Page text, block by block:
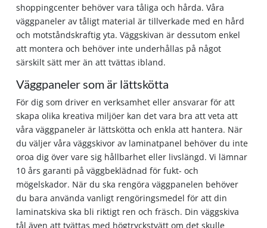
shoppingcenter behöver vara tåliga och hårda. Våra
väggpaneler av tåligt material är tillverkade med en hård
och motståndskraftig yta. Väggskivan är dessutom enkel
att montera och behöver inte underhållas på något
särskilt sätt mer än att tvättas ibland.
Väggpaneler som är lättskötta
För dig som driver en verksamhet eller ansvarar för att
skapa olika kreativa miljöer kan det vara bra att veta att
våra väggpaneler är lättskötta och enkla att hantera. När
du väljer våra väggskivor av laminatpanel behöver du inte
oroa dig över vare sig hållbarhet eller livslängd. Vi lämnar
10 års garanti på väggbeklädnad för fukt- och
mögelskador. När du ska rengöra väggpanelen behöver
du bara använda vanligt rengöringsmedel för att din
laminatskiva ska bli riktigt ren och fräsch. Din väggskiva
tål även att tvättas med högtryckstvätt om det skulle